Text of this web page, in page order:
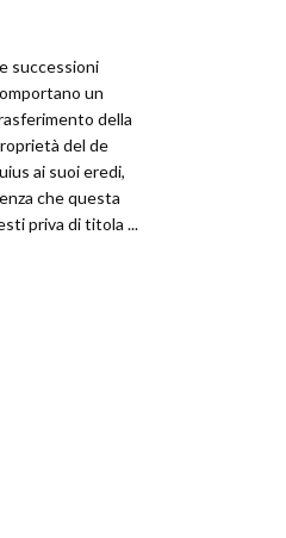
successioni
un
della
del de
ai suoi eredi,
che questa
priva di titola ...